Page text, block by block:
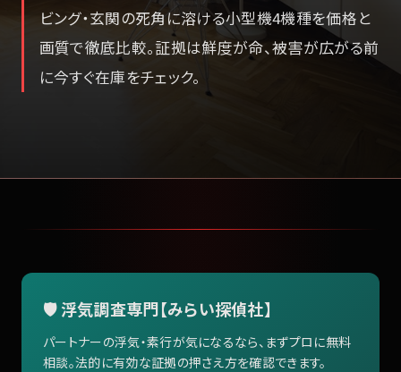
ビング・玄関の死角に溶ける小型機4機種を価格と
画質で徹底比較。証拠は鮮度が命、被害が広がる前
に今すぐ在庫をチェック。
🛡️ 浮気調査専門【みらい探偵社】
パートナーの浮気・素行が気になるなら、まずプロに無料
相談。法的に有効な証拠の押さえ方を確認できます。